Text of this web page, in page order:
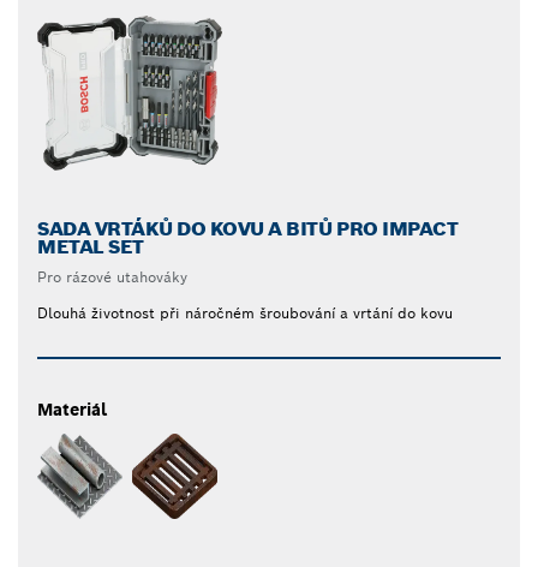
SADA VRTÁKŮ DO KOVU A BITŮ PRO IMPACT
METAL SET
Pro rázové utahováky
Dlouhá životnost při náročném šroubování a vrtání do kovu
Materiál